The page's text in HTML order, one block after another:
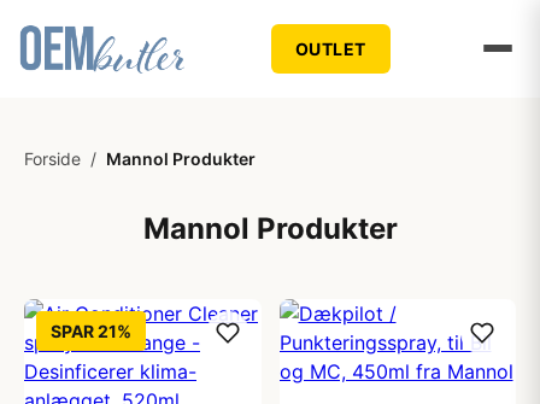
OUTLET
Forside / Mannol Produkter
Mannol Produkter
SPAR 21%